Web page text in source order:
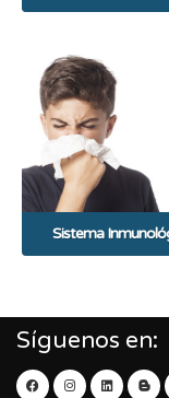
Sistema
Síguenos en: